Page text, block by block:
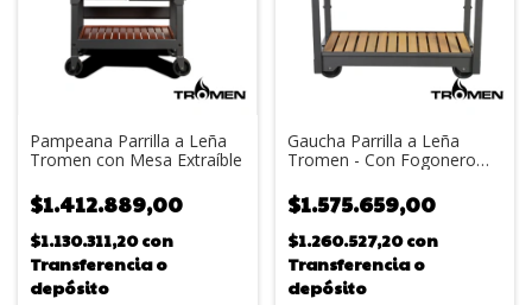
Pampeana Parrilla a Leña
Tromen con Mesa Extraíble
$1.412.889,00
$1.130.311,20con
Transferencia o
depósito
Gaucha Parrilla a Leña
Tromen - Con Fogonero
$1.575.659,00
$1.260.527,20con
Transferencia o
depósito